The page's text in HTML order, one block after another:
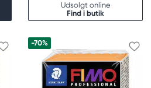
Udsolgt online
Find i butik
-70%